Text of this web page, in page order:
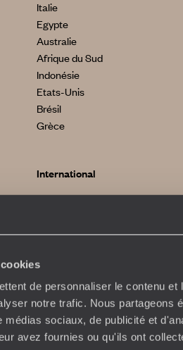
de personnaliser le contenu
notre trafic. Nous partageons
médias sociaux, de publicité et
avez fournies ou qu'ils ont
Italie
Egypte
Australie
Afrique du Sud
Indonésie
Etats-Unis
Brésil
Grèce
International
voyageursdumonde.fr
voyageursdumonde.ch/de
voyageursdumonde.com
originaltravel.co.uk
originaldiving.com
extraordinaryjourneys.com